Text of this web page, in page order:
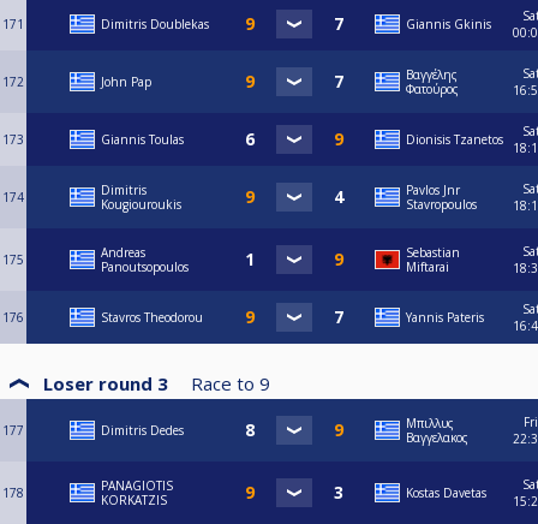
171 Dimitris Doublekas Giannis Gkinis
172 John Pap
Βαγγέλης
Φατούρος
173 Giannis Toulas Dionisis Tzanetos
174
Dimitris
Kougiouroukis
Pavlos Jnr
Stavropoulos
175
Andreas
Panoutsopoulos
Sebastian
Miftarai
176 Stavros Theodorou Yannis Pateris
Loser round 3 Race to 9
177 Dimitris Dedes
Μπιλλυς
Βαγγελακος
Fri
178
PANAGIOTIS
KORKATZIS
Kostas Davetas